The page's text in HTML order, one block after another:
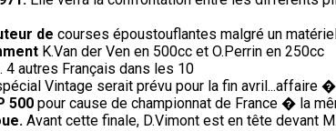
de courses époustouflantes malgré un
K.Van der Ven en 500cc et O.Perrin en 250cc
4 autres Français dans les 10
Vintage serait prévu pour la fin avril...affaire
500 pour cause de championnat de France � la
Avant cette finale, D.Vimont est en tête devant